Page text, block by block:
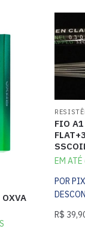
FIO
EM
POR
R$